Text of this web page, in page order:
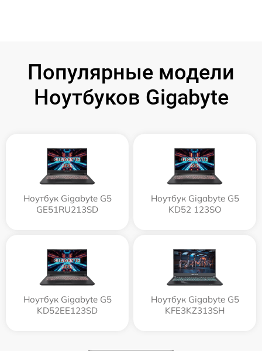
Популярные модели
Ноутбуков Gigabyte
Ноутбук Gigabyte G5
GE51RU213SD
Ноутбук Gigabyte G5
KD52 123SO
Ноутбук Gigabyte G5
KD52EE123SD
Ноутбук Gigabyte G5
KFE3KZ313SH